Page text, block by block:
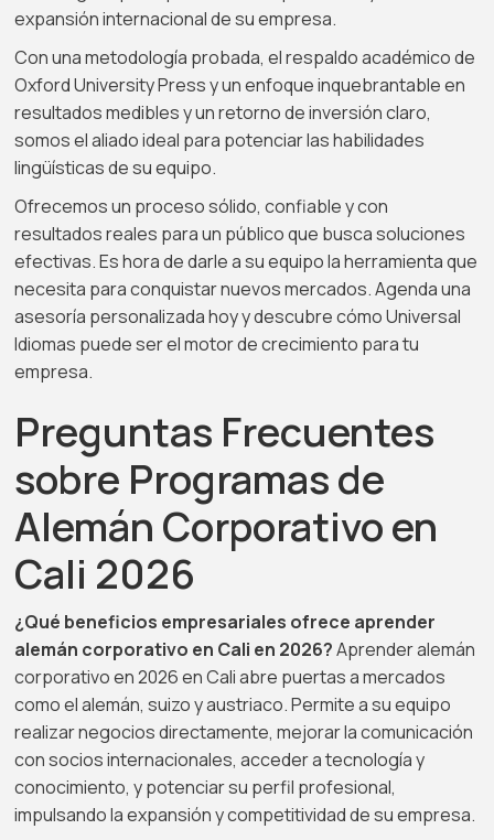
expansión internacional de su empresa.
Con una metodología probada, el respaldo académico de
Oxford University Press y un enfoque inquebrantable en
resultados medibles y un retorno de inversión claro,
somos el aliado ideal para potenciar las habilidades
lingüísticas de su equipo.
Ofrecemos un proceso sólido, confiable y con
resultados reales para un público que busca soluciones
efectivas. Es hora de darle a su equipo la herramienta que
necesita para conquistar nuevos mercados. Agenda una
asesoría personalizada hoy y descubre cómo Universal
Idiomas puede ser el motor de crecimiento para tu
empresa.
Preguntas Frecuentes
sobre Programas de
Alemán Corporativo en
Cali 2026
¿Qué beneficios empresariales ofrece aprender
alemán corporativo en Cali en 2026?Aprender alemán
corporativo en 2026 en Cali abre puertas a mercados
como el alemán, suizo y austriaco. Permite a su equipo
realizar negocios directamente, mejorar la comunicación
con socios internacionales, acceder a tecnología y
conocimiento, y potenciar su perfil profesional,
impulsando la expansión y competitividad de su empresa.